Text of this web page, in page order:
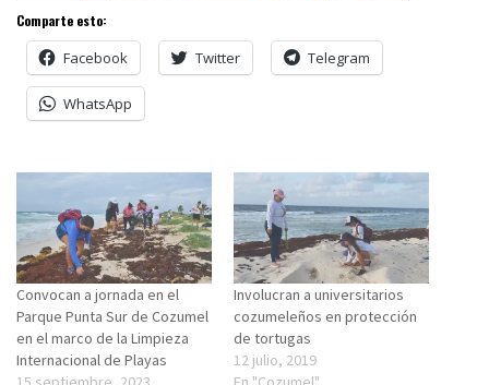
Comparte esto:
Facebook Twitter Telegram
WhatsApp
Convocan a jornada en el
Parque Punta Sur de Cozumel
en el marco de la Limpieza
Internacional de Playas
Involucran a universitarios
cozumeleños en protección
de tortugas
12 julio, 2019